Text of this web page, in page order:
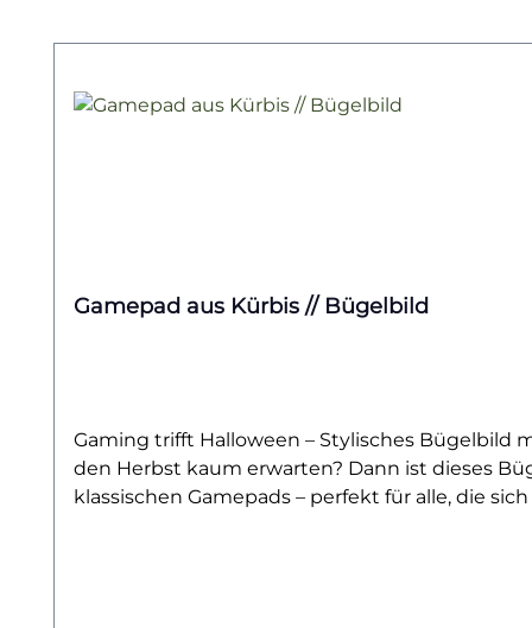
Gamepad aus Kürbis // Bügelbild
Gaming trifft Halloween – Stylisches Bügelbild
den Herbst kaum erwarten? Dann ist dieses
klassischen Gamepads – perfekt für alle, die